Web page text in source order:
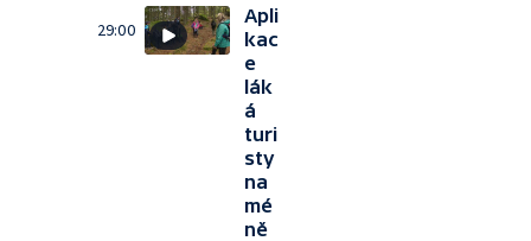
29:00
Apli
kac
e
lák
á
turi
sty
na
mé
ně